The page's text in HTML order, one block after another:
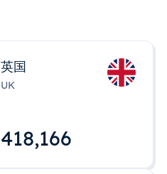
英国
UK
418,167